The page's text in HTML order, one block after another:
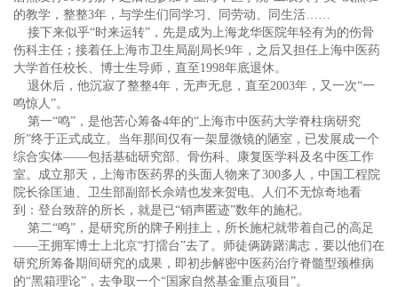
的教学，整整3年，与学生们同学习、同劳动、同生活……
接下来似乎“时来运转”，先是成为上海龙华医院年轻有为的伤骨
伤科主任；接着任上海市卫生局副局长9年，之后又担任上海中医药
大学首任校长、博士生导师，直至1998年底退休。
退休后，他沉寂了整整4年，无声无息，直至2003年，又一次“一
鸣惊人”。
第一“鸣”，是他苦心筹备4年的“上海市中医药大学脊柱病研究
所”终于正式成立。当年那间仅有一架显微镜的陋室，已发展成一个
综合实体——包括基础研究部、骨伤科、康复医学科及名中医工作
室。成立那天，上海市医药界的头面人物来了300多人，中国工程院
院长徐匡迪、卫生部副部长佘靖也发来贺电。人们不无惊奇地看
到：登台致辞的所长，就是已“销声匿迹”数年的施杞。
第二“鸣”，是研究所的牌子刚挂上，所长施杞就带着自己的高足
——王拥军博士上北京“打擂台”去了。师徒俩踌躇满志，要以他们在
研究所筹备期间研究的成果，即初步解密中医药治疗脊髓型颈椎病
的“黑箱理论”，去争取一个“国家自然基金重点项目”。